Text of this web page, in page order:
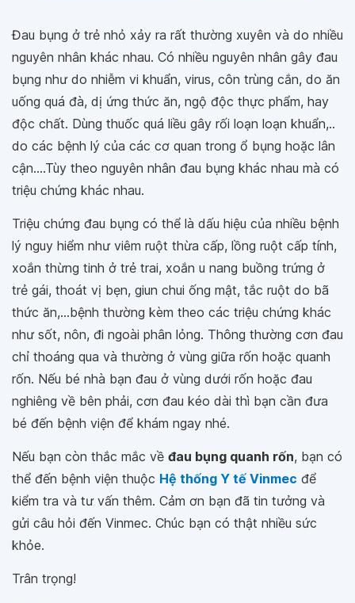
Đau bụng ở trẻ nhỏ xảy ra rất thường xuyên và do nhiều
nguyên nhân khác nhau. Có nhiều nguyên nhân gây đau
bụng như do nhiễm vi khuẩn, virus, côn trùng cắn, do ăn
uống quá đà, dị ứng thức ăn, ngộ độc thực phẩm, hay
độc chất. Dùng thuốc quá liều gây rối loạn loạn khuẩn,..
do các bệnh lý của các cơ quan trong ổ bụng hoặc lân
cận....Tùy theo nguyên nhân đau bụng khác nhau mà có
triệu chứng khác nhau.
Triệu chứng đau bụng có thể là dấu hiệu của nhiều bệnh
lý nguy hiểm như viêm ruột thừa cấp, lồng ruột cấp tính,
xoắn thừng tinh ở trẻ trai, xoắn u nang buồng trứng ở
trẻ gái, thoát vị bẹn, giun chui ống mật, tắc ruột do bã
thức ăn,...bệnh thường kèm theo các triệu chứng khác
như sốt, nôn, đi ngoài phân lỏng. Thông thường cơn đau
chỉ thoáng qua và thường ở vùng giữa rốn hoặc quanh
rốn. Nếu bé nhà bạn đau ở vùng dưới rốn hoặc đau
nghiêng về bên phải, cơn đau kéo dài thì bạn cần đưa
bé đến bệnh viện để khám ngay nhé.
Nếu bạn còn thắc mắc về đau bụng quanh rốn, bạn có
thể đến bệnh viện thuộc Hệ thống Y tế Vinmec để
kiểm tra và tư vấn thêm. Cảm ơn bạn đã tin tưởng và
gửi câu hỏi đến Vinmec. Chúc bạn có thật nhiều sức
khỏe.
Trân trọng!